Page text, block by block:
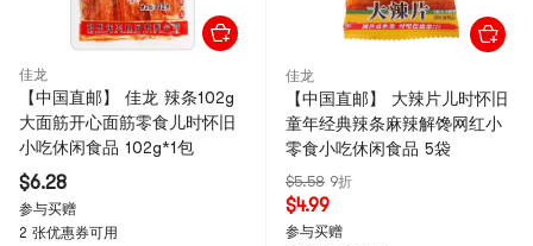
佳龙
【中国直邮】 佳龙 辣条102g
大面筋开心面筋零食儿时怀旧
小吃休闲食品 102g*1包
$6.28
参与买赠
2 张优惠券可用
佳龙
【中国直邮】 大辣片儿时怀旧
童年经典辣条麻辣解馋网红小
零食小吃休闲食品 5袋
$5.58 9折
$4.99
参与买赠